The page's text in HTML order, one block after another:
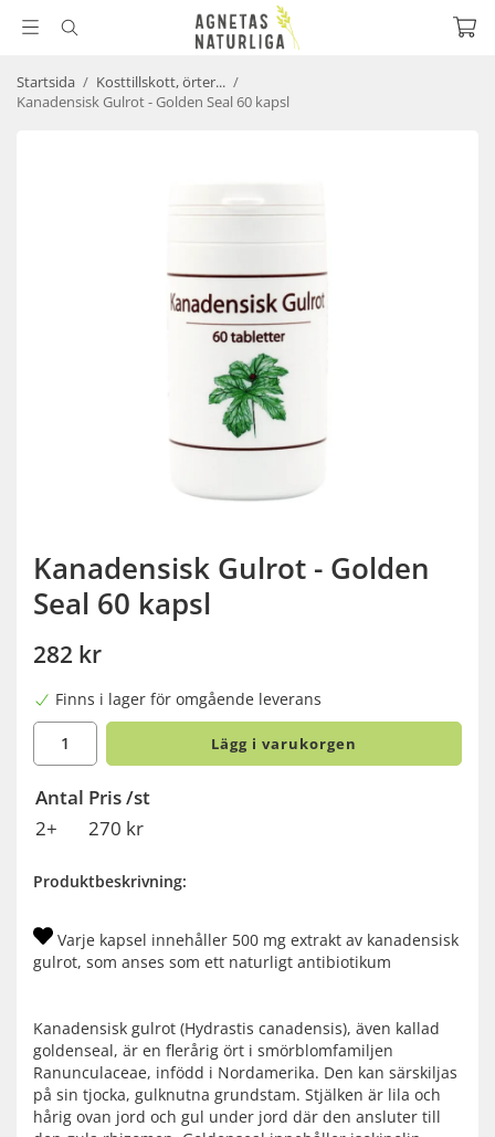
Startsida / Kosttillskott, örter... /
Kanadensisk Gulrot - Golden Seal 60 kapsl
Kanadensisk Gulrot - Golden
Seal 60 kapsl
282 kr
Finns i lager för omgående leverans
Lägg i varukorgen
Antal Pris /st
2+
270 kr
Produktbeskrivning:
Varje kapsel innehåller 500 mg extrakt av kanadensisk
gulrot, som anses som ett naturligt antibiotikum
Kanadensisk gulrot (Hydrastis canadensis), även kallad
goldenseal, är en flerårig ört i smörblomfamiljen
Ranunculaceae, infödd i Nordamerika. Den kan särskiljas
på sin tjocka, gulknutna grundstam. Stjälken är lila och
hårig ovan jord och gul under jord där den ansluter till